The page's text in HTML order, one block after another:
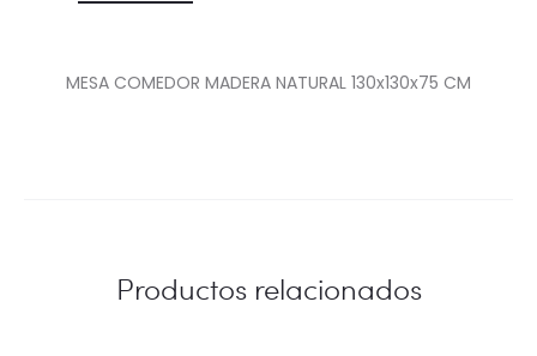
MESA COMEDOR MADERA NATURAL 130x130x75 CM
Productos relacionados